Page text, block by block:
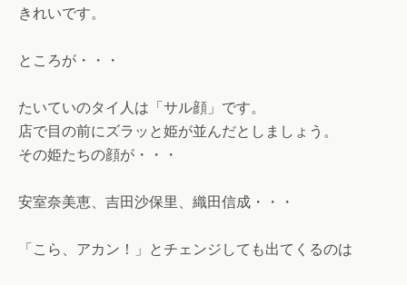
きれいです。
ところが・・・
たいていのタイ人は「サル顔」です。
店で目の前にズラッと姫が並んだとしましょう。
その姫たちの顔が・・・
安室奈美恵、吉田沙保里、織田信成・・・
「こら、アカン！」とチェンジしても出てくるのは